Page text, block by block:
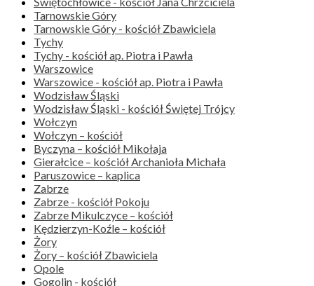
Tarnowskie Góry
Tarnowskie Góry - kościół Zbawiciela
Tychy
Tychy - kościół ap. Piotra i Pawła
Warszowice
Warszowice - kościół ap. Piotra i Pawła
Wodzisław Śląski
Wodzisław Śląski - kościół Świętej Trójcy
Wołczyn
Wołczyn – kościół
Byczyna – kościół Mikołaja
Gierałcice – kościół Archanioła Michała
Paruszowice – kaplica
Zabrze
Zabrze - kościół Pokoju
Zabrze Mikulczyce – kościół
Kędzierzyn-Koźle – kościół
Żory
Żory – kościół Zbawiciela
Opole
Gogolin - kościół